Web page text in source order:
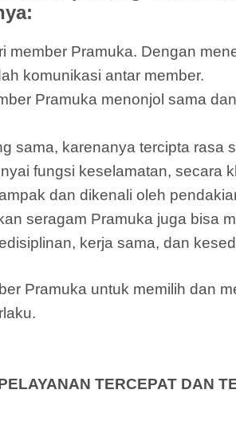
member Pramuka. Dengan
komunikasi antar member.
Pramuka menonjol sama
sama, karenanya tercipta rasa
fungsi keselamatan, secara
dan dikenali oleh
seragam Pramuka juga bisa
kerja sama, dan
Pramuka untuk memilih dan
TERCEPAT DAN